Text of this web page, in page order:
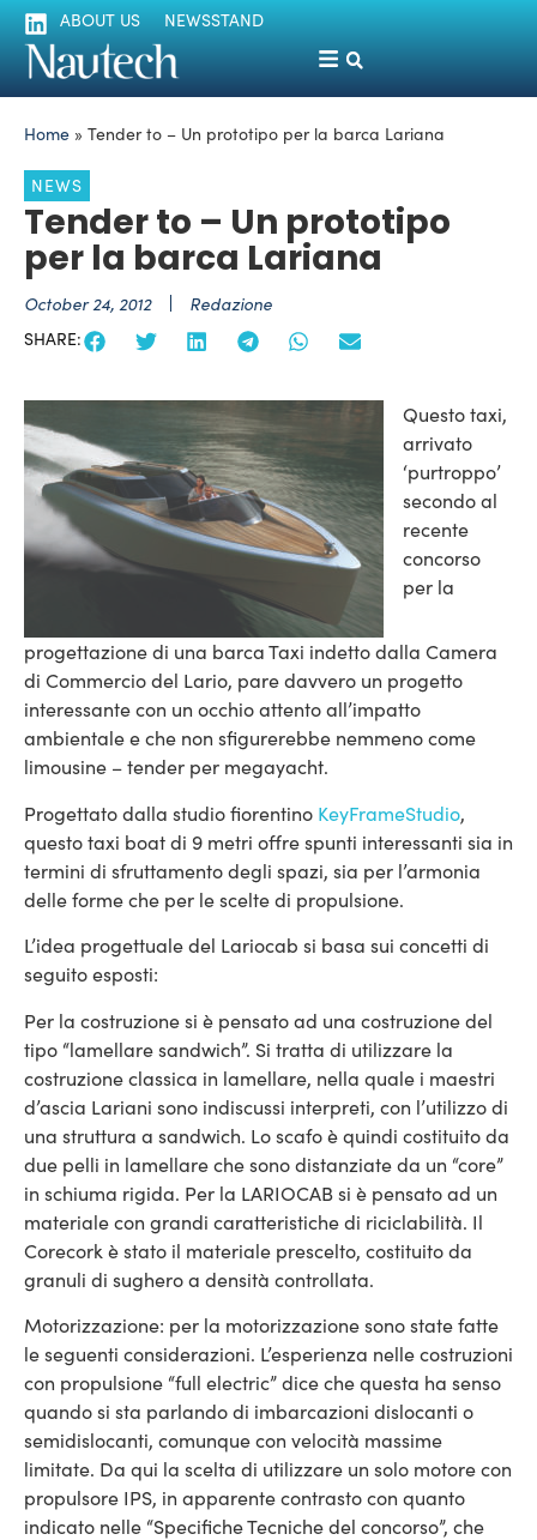
ABOUT US NEWSSTAND
Home » Tender to – Un prototipo per la barca Lariana
NEWS
Tender to – Un prototipo
per la barca Lariana
October 24, 2012 Redazione
SHARE:
Questo taxi,
arrivato
‘purtroppo’
secondo al
recente
concorso
per la
progettazione di una barca Taxi indetto dalla Camera
di Commercio del Lario, pare davvero un progetto
interessante con un occhio attento all’impatto
ambientale e che non sfigurerebbe nemmeno come
limousine – tender per megayacht.
Progettato dalla studio fiorentino KeyFrameStudio,
questo taxi boat di 9 metri offre spunti interessanti sia in
termini di sfruttamento degli spazi, sia per l’armonia
delle forme che per le scelte di propulsione.
L’idea progettuale del Lariocab si basa sui concetti di
seguito esposti:
Per la costruzione si è pensato ad una costruzione del
tipo “lamellare sandwich”. Si tratta di utilizzare la
costruzione classica in lamellare, nella quale i maestri
d’ascia Lariani sono indiscussi interpreti, con l’utilizzo di
una struttura a sandwich. Lo scafo è quindi costituito da
due pelli in lamellare che sono distanziate da un “core”
in schiuma rigida. Per la LARIOCAB si è pensato ad un
materiale con grandi caratteristiche di riciclabilità. Il
Corecork è stato il materiale prescelto, costituito da
granuli di sughero a densità controllata.
Motorizzazione: per la motorizzazione sono state fatte
le seguenti considerazioni. L’esperienza nelle costruzioni
con propulsione “full electric” dice che questa ha senso
quando si sta parlando di imbarcazioni dislocanti o
semidislocanti, comunque con velocità massime
limitate. Da qui la scelta di utilizzare un solo motore con
propulsore IPS, in apparente contrasto con quanto
indicato nelle “Specifiche Tecniche del concorso”, che